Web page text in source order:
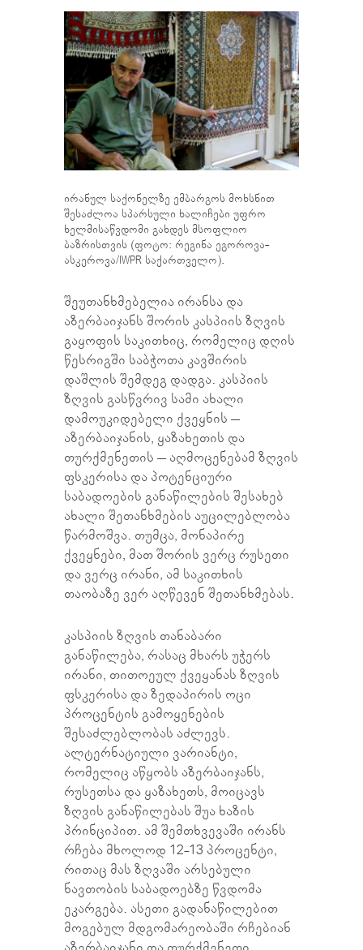
ირანულ საქონელზე ემბარგოს მოხსნით
შესაძლოა სპარსული ხალიჩები უფრო
ხელმისაწვდომი გახდეს მსოფლიო
ბაზრისთვის (ფოტო: რეგინა ეგოროვა-
ასკეროვა/IWPR საქართველო).
შეუთანხმებელია ირანსა და
აზერბაიჯანს შორის კასპიის ზღვის
გაყოფის საკითხიც, რომელიც დღის
წესრიგში საბჭოთა კავშირის
დაშლის შემდეგ დადგა. კასპიის
ზღვის გასწვრივ სამი ახალი
დამოუკიდებელი ქვეყნის –
აზერბაიჯანის, ყაზახეთის და
თურქმენეთის – აღმოცენებამ ზღვის
ფსკერისა და პოტენციური
საბადოების განაწილების შესახებ
ახალი შეთანხმების აუცილებლობა
წარმოშვა. თუმცა, მონაპირე
ქვეყნები, მათ შორის ვერც რუსეთი
და ვერც ირანი, ამ საკითხის
თაობაზე ვერ აღწევენ შეთანხმებას.
კასპიის ზღვის თანაბარი
განაწილება, რასაც მხარს უჭერს
ირანი, თითოეულ ქვეყანას ზღვის
ფსკერისა და ზედაპირის ოცი
პროცენტის გამოყენების
შესაძლებლობას აძლევს.
ალტერნატიული ვარიანტი,
რომელიც აწყობს აზერბაიჯანს,
რუსეთსა და ყაზახეთს, მოიცავს
ზღვის განაწილებას შუა ხაზის
პრინციპით. ამ შემთხვევაში ირანს
რჩება მხოლოდ 12-13 პროცენტი,
რითაც მას ზღვაში არსებული
ნავთობის საბადოებზე წვდომა
ეკარგება. ასეთი გადანაწილებით
მოგებულ მდგომარეობაში რჩებიან